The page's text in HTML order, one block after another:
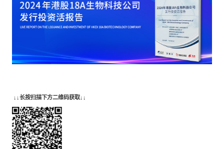
↓↓长按扫描下方二维码获取↓↓